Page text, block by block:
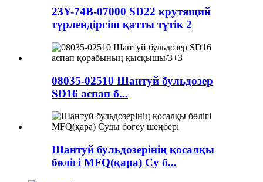
23Y-74B-07000 SD22 крутящий
түрлендіргіш қатты түтік 2
08035-02510 Шантуй бульдозер
SD16 аспап б...
Шантуй бульдозерінің қосалқы
бөлігі MFQ(қара) Су б...